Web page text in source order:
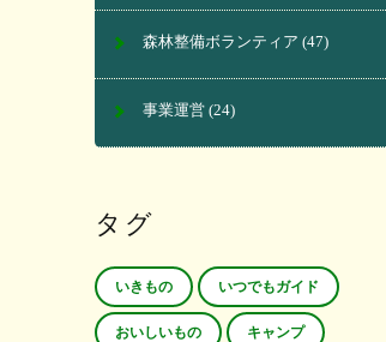
森林整備ボランティア (47)
事業運営 (24)
タグ
いきもの いつでもガイド
おいしいもの キャンプ